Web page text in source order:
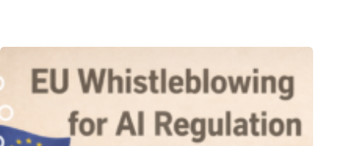
Meldung
schwerwiegender
Vorfälle